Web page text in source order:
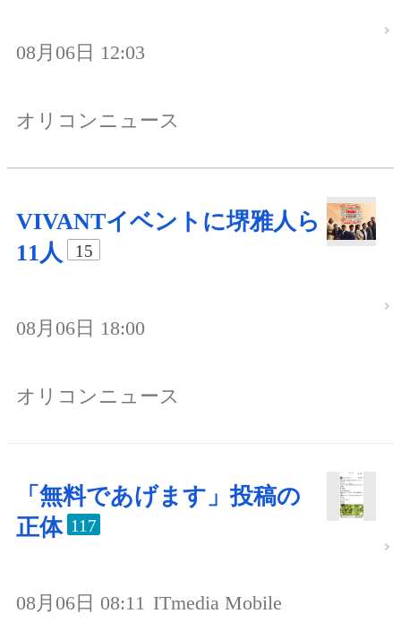
08月06日 12:03
オリコンニュース
VIVANTイベントに堺雅人ら
11人
15
08月06日 18:00
オリコンニュース
「無料であげます」投稿の
正体 117
08月06日 08:11 ITmedia Mobile